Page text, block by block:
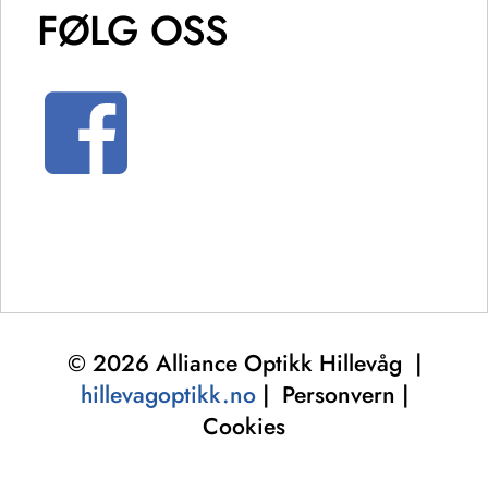
FØLG OSS
© 2026 Alliance Optikk Hillevåg |
hillevagoptikk.no| Personvern |
Cookies